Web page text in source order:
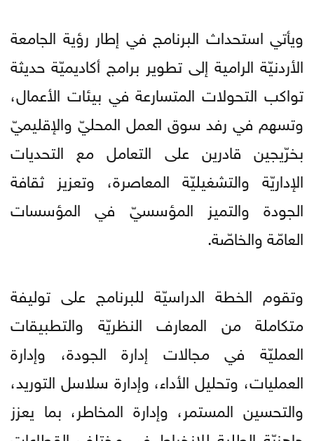
ويأتي استحداث البرنامج في إطار رؤية الجامعة
الأردنيّة الرامية إلى تطوير برامج أكاديميّة حديثة
تواكب التحولات المتسارعة في بيئات الأعمال،
وتسهم في رفد سوق العمل المحليّ والإقليميّ
بخرّيجين قادرين على التعامل مع التحديات
الإداريّة والتشغيليّة المعاصرة، وتعزيز ثقافة
الجودة والتميز المؤسسيّ في المؤسسات
العامّة والخاصّة.
وتقوم الخطة الدراسيّة للبرنامج على توليفة
متكاملة من المعارف النظريّة والتطبيقات
العمليّة في مجالات إدارة الجودة، وإدارة
العمليات، وتحليل الأداء، وإدارة سلاسل التوريد،
والتحسين المستمر، وإدارة المخاطر، بما يعزز